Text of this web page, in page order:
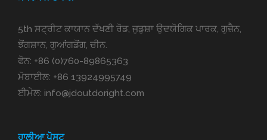
5th ਸਟ੍ਰੀਟ ਕਾਯਾਨ ਦੱਖਣੀ ਰੋਡ, ਜੁਡੁਸ਼ਾ ਉਦਯੋਗਿਕ ਪਾਰਕ, ਗੁਜ਼ੈਨ,
ਝੋਂਗਸ਼ਾਨ, ਗੁਆਂਗਡੋਂਗ, ਚੀਨ.
ਫੋਨ: +86 (0)760-89865363
ਮੋਬਾਈਲ: +86 13924995749
ਈਮੇਲ: info@jdoutdoright.com
ਹਾਲੀਆ ਪੋਸਟ